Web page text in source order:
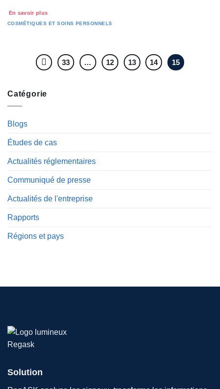
Catégorie
Blogs
Études de cas
Actualités réglementaires
Communiqué de presse
Actualités de l'entreprise
Rapports
Régions et pays
En savoir plus
COSMÉTIQUES ET SOINS PERSONNELS
33 … 12 13 14 15
Solution